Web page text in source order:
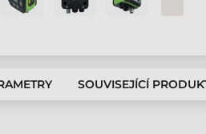
SOUVISEJÍCÍ